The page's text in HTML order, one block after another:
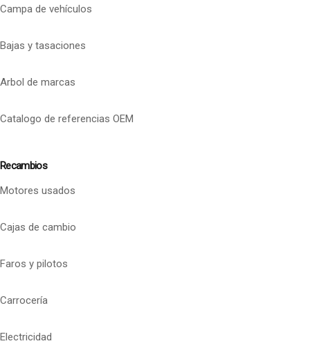
Campa de vehículos
Bajas y tasaciones
Arbol de marcas
Catalogo de referencias OEM
Recambios
Motores usados
Cajas de cambio
Faros y pilotos
Carrocería
Electricidad